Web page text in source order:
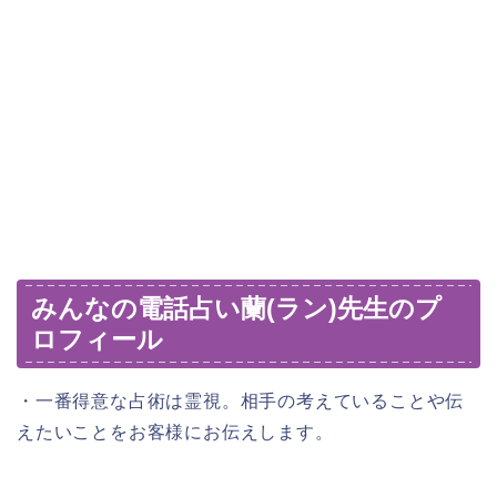
みんなの電話占い蘭(ラン)先生のプ
ロフィール
・一番得意な占術は霊視。相手の考えていることや伝
えたいことをお客様にお伝えします。